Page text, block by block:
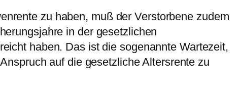
zu haben, muß der Verstorbene zudem
in der gesetzlichen
haben. Das ist die sogenannte Wartezeit,
auf die gesetzliche Altersrente zu